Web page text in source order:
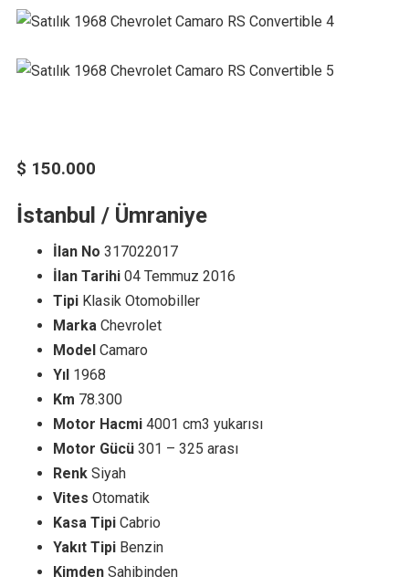
$ 150.000
İstanbul / Ümraniye
İlan No 317022017
İlan Tarihi04 Temmuz 2016
TipiKlasik Otomobiller
MarkaChevrolet
Model Camaro
Yıl 1968
Km 78.300
Motor Hacmi 4001 cm3 yukarısı
Motor Gücü 301 – 325 arası
Renk Siyah
Vites Otomatik
Kasa Tipi Cabrio
Yakıt Tipi Benzin
Kimden Sahibinden